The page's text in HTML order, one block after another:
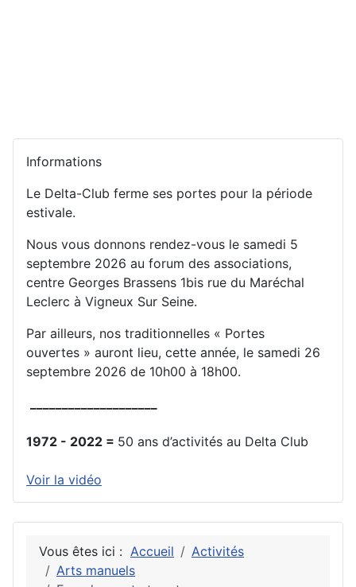
Informations
Le Delta-Club ferme ses portes pour la période
estivale.
Nous vous donnons rendez-vous le samedi 5
septembre 2026 au forum des associations,
centre Georges Brassens 1bis rue du Maréchal
Leclerc à Vigneux Sur Seine.
Par ailleurs, nos traditionnelles « Portes
ouvertes » auront lieu, cette année, le samedi 26
septembre 2026 de 10h00 à 18h00.
1972 - 2022 = 50 ans d’activités au Delta Club
Voir la vidéo
Vous êtes ici : Accueil
Activités
Arts manuels